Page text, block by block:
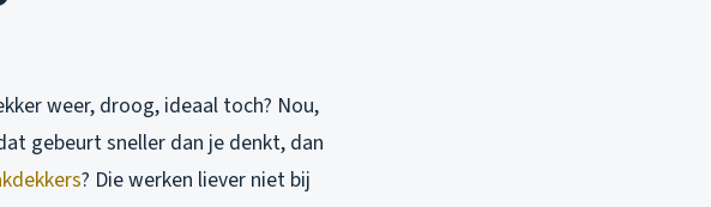
weer, droog, ideaal toch? Nou,
gebeurt sneller dan je denkt, dan
? Die werken liever niet bij